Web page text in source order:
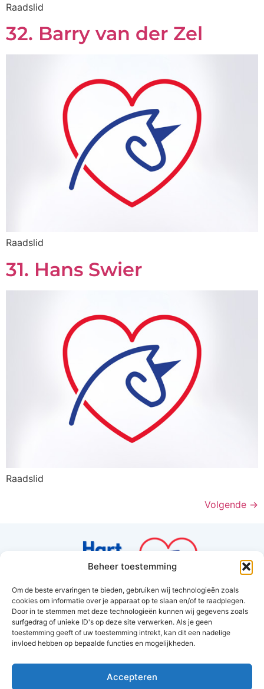
Beheer toestemming
Om de beste ervaringen te bieden, gebruiken wij technologieën zoals
cookies om informatie over je apparaat op te slaan en/of te raadplegen.
Door in te stemmen met deze technologieën kunnen wij gegevens zoals
surfgedrag of unieke ID's op deze site verwerken. Als je geen
toestemming geeft of uw toestemming intrekt, kan dit een nadelige
invloed hebben op bepaalde functies en mogelijkheden.
Accepteren
Raadslid
32. Barry van der Zel
Raadslid
31. Hans Swier
Raadslid
Volgende →
Hart van Hoorn
Amethyst 37
1625RV Hoorn
info@hartvanhoorn.nl